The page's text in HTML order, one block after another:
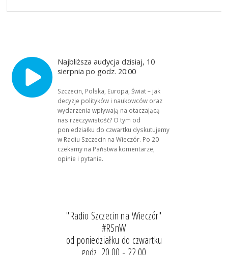
Najbliższa audycja dzisiaj, 10
sierpnia po godz. 20:00
Szczecin, Polska, Europa, Świat – jak
decyzje polityków i naukowców oraz
wydarzenia wpływają na otaczającą
nas rzeczywistość? O tym od
poniedziałku do czwartku dyskutujemy
w Radiu Szczecin na Wieczór. Po 20
czekamy na Państwa komentarze,
opinie i pytania.
"Radio Szczecin na Wieczór"
#RSnW
od poniedziałku do czwartku